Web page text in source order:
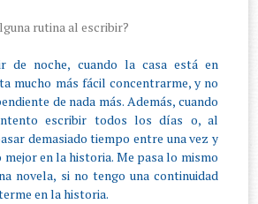
rutina al escribir?
de noche, cuando la casa está en
mucho más fácil concentrarme, y no
de nada más. Además, cuando
escribir todos los días o, al
demasiado tiempo entre una vez y
en la historia. Me pasa lo mismo
novela, si no tengo una continuidad
en la historia.